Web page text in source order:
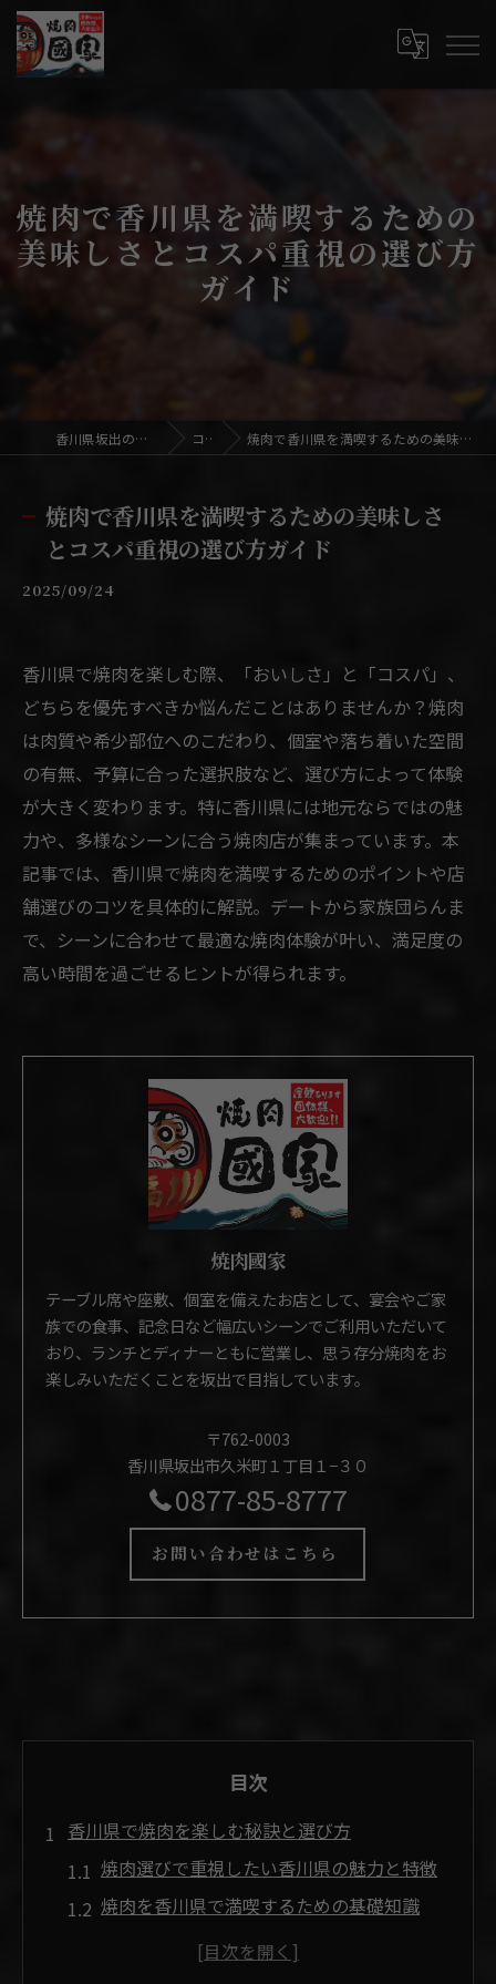
焼肉で香川県を満喫するための
美味しさとコスパ重視の選び方
ガイド
香川県坂出の焼肉なら焼肉國家 コラム 焼肉で香川県を満喫するための美味しさとコスパ重視の選び方ガイド
焼肉で香川県を満喫するための美味しさ
とコスパ重視の選び方ガイド
2025/09/24
香川県で焼肉を楽しむ際、「おいしさ」と「コスパ」、
どちらを優先すべきか悩んだことはありませんか？焼肉
は肉質や希少部位へのこだわり、個室や落ち着いた空間
の有無、予算に合った選択肢など、選び方によって体験
が大きく変わります。特に香川県には地元ならではの魅
力や、多様なシーンに合う焼肉店が集まっています。本
記事では、香川県で焼肉を満喫するためのポイントや店
舗選びのコツを具体的に解説。デートから家族団らんま
で、シーンに合わせて最適な焼肉体験が叶い、満足度の
高い時間を過ごせるヒントが得られます。
焼肉國家
テーブル席や座敷、個室を備えたお店として、宴会やご家
族での食事、記念日など幅広いシーンでご利用いただいて
おり、ランチとディナーともに営業し、思う存分焼肉をお
楽しみいただくことを坂出で目指しています。
〒762-0003
香川県坂出市久米町１丁目１−３０
0877-85-8777
お問い合わせはこちら
目次
香川県で焼肉を楽しむ秘訣と選び方
焼肉選びで重視したい香川県の魅力と特徴
焼肉を香川県で満喫するための基礎知識
焼肉屋ランキングを参考にする選び方のコ